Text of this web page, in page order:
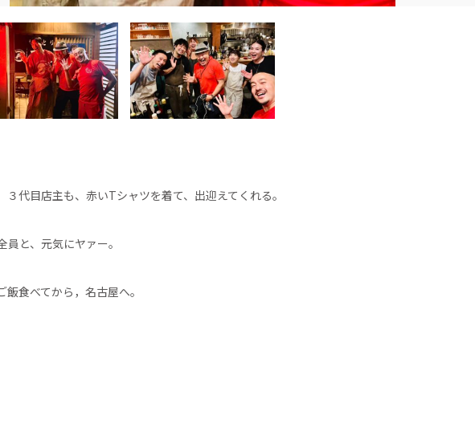
代目店主も、赤いTシャツを着て、出迎えてくれる。
と、元気にヤァー。
食べてから，名古屋へ。